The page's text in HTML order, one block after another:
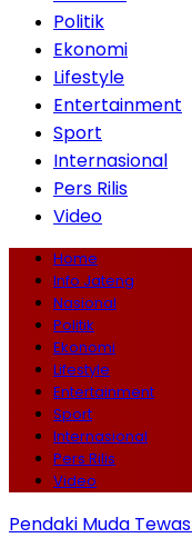
Politik
Ekonomi
Lifestyle
Entertainment
Sport
Internasional
Pers Rilis
Video
Home
Info Jateng
Nasional
Politik
Ekonomi
Lifestyle
Entertainment
Sport
Internasional
Pers Rilis
Video
Pendaki Muda